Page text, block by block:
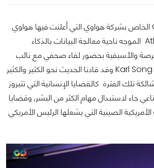
في مؤتمر Connect الخاص بشركة هواوي التي أعلنت فيها هواوي
عن جهازها الأقوى Atlas الموجه ناحية معالجة البيانات بالذكاء
والأسبقية بحضور لقاء صحفي مع نائب
رئيس العلاقات العامه Karl Song وقد قادنا الحديث نحو الكثير والكثير
تلك الفترة كالقضايا الإنسانية التي تتبروز
جاء لاستبدال مهام الكثر من البشر, وقضايا
الصينية التي يشعلها الرئيس الأمريكي